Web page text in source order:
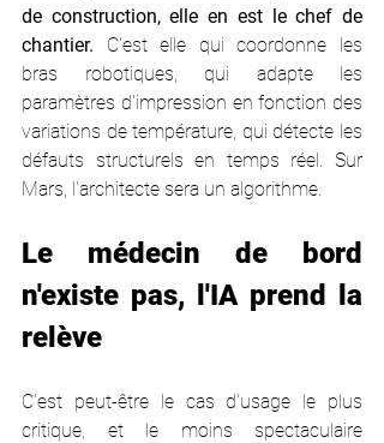
de construction, elle en est le chef de
chantier. C'est elle qui coordonne les
bras robotiques, qui adapte les
paramètres d'impression en fonction des
variations de température, qui détecte les
défauts structurels en temps réel. Sur
Mars, l'architecte sera un algorithme.
Le médecin de bord
n'existe pas, l'IA prend la
relève
C'est peut-être le cas d'usage le plus
critique, et le moins spectaculaire